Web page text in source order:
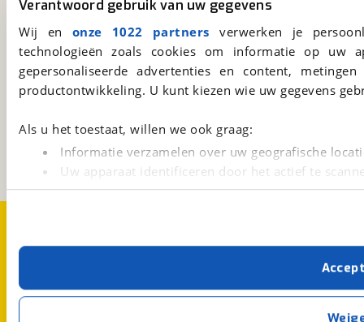
Verantwoord gebruik van uw gegevens
Wij en onze 1022 partners verwerken je
technologieën zoals cookies om informatie op
gepersonaliseerde advertenties en content,
productontwikkeling. U kunt kiezen wie uw gegevens
Als u het toestaat, willen we ook graag:
Informatie verzamelen over uw geografische
Uw apparaat identificeren door het actief te
Lees meer over hoe uw persoonlijke gegevens worden
Met cookies en vergelijkbare technieken zorgen we
cookies zorgen ervoor dat de website goed werkt.
verbeteren. We tonen je graag relevante advertenties
buiten onze website volgt – uiteraard op
viaBOVAG.nl
3981 AJBunnik
Een initiatief van
Download 'm nu.